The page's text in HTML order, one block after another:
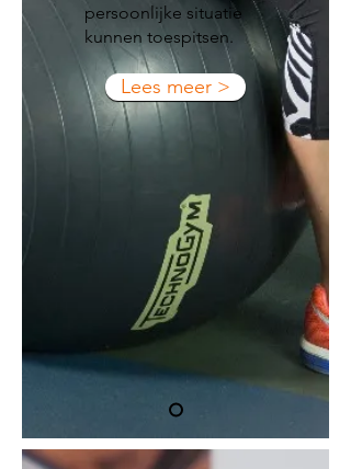
persoonlijke situatie
kunnen toespitsen.
Lees meer >